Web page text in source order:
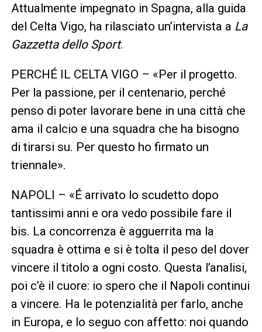
Attualmente impegnato in Spagna, alla guida
del Celta Vigo, ha rilasciato un’intervista a La
Gazzetta dello Sport.
PERCHÉ IL CELTA VIGO – «Per il progetto.
Per la passione, per il centenario, perché
penso di poter lavorare bene in una città che
ama il calcio e una squadra che ha bisogno
di tirarsi su. Per questo ho firmato un
triennale».
NAPOLI – «É arrivato lo scudetto dopo
tantissimi anni e ora vedo possibile fare il
bis. La concorrenza è agguerrita ma la
squadra è ottima e si è tolta il peso del dover
vincere il titolo a ogni costo. Questa l’analisi,
poi c’è il cuore: io spero che il Napoli continui
a vincere. Ha le potenzialità per farlo, anche
in Europa, e lo seguo con affetto: noi quando